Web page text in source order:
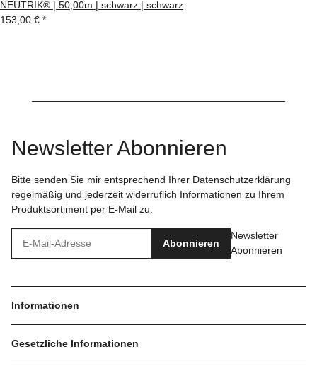
NEUTRIK® | 50,00m | schwarz | schwarz
153,00 € *
Newsletter Abonnieren
Bitte senden Sie mir entsprechend Ihrer Datenschutzerklärung
regelmäßig und jederzeit widerruflich Informationen zu Ihrem
Produktsortiment per E-Mail zu.
Abonnieren
Newsletter
Abonnieren
Informationen
Gesetzliche Informationen